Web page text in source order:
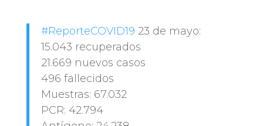
#ReporteCOVID19 23 de mayo:
15.043 recuperados
21.669 nuevos casos
496 fallecidos
Muestras: 67.032
PCR: 42.794